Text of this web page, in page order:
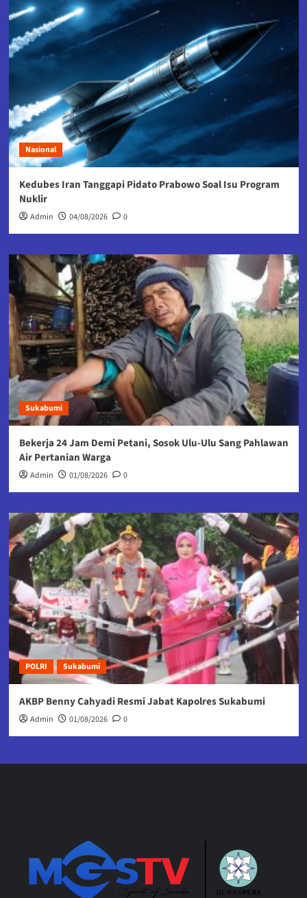
Nasional
Kedubes Iran Tanggapi Pidato Prabowo Soal Isu Program
Nuklir
Admin 04/08/2026 0
Sukabumi
Bekerja 24 Jam Demi Petani, Sosok Ulu-Ulu Sang Pahlawan
Air Pertanian Warga
Admin 01/08/2026 0
POLRI Sukabumi
AKBP Benny Cahyadi Resmi Jabat Kapolres Sukabumi
Admin 01/08/2026 0